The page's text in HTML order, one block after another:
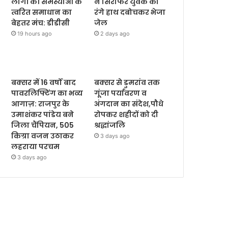
त्वरित समाधान का
बेहतर मंच: डीडीसी
19 hours ago
रंगे हाथ दबोचकर भेजा
जेल
2 days ago
बक्सर में 16 वर्षों बाद
पावरलिफ्टिंग का भव्य
आगाज़: राजपुर के
उमाशंकर पांडेय बने
जिला चैंपियन, 505
किग्रा वजन उठाकर
लहराया परचम
3 days ago
बक्सर से डुमरांव तक
गूंजा पर्यावरण व
अंगदान का संदेश,पौधे
रोपकर शहीदों को दी
श्रद्धांजलि
3 days ago